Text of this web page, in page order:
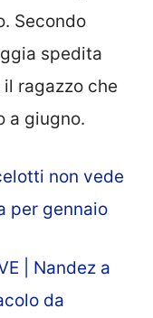
Secondo
spedita
ragazzo che
a giugno.
non vede
per gennaio
| Nandez a
da